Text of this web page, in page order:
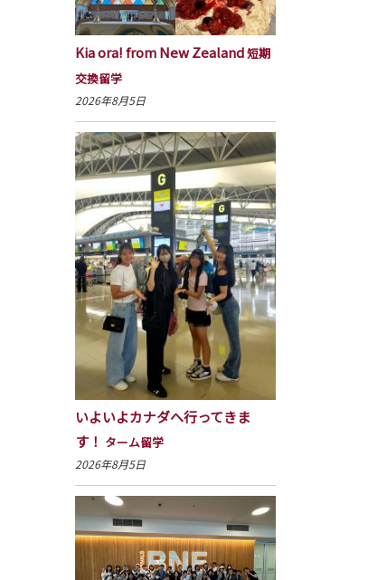
Kia ora! from New Zealand短期
交換留学
2026年8月5日
いよいよカナダへ行ってきま
す！ ターム留学
2026年8月5日